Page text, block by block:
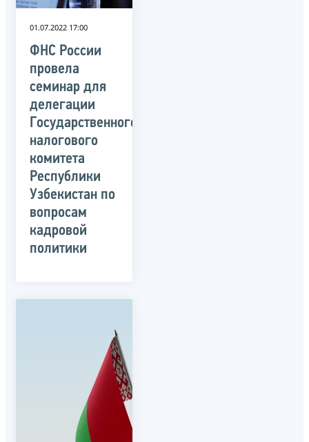
01.07.2022 17:00
ФНС России
провела
семинар для
делегации
Государственного
налогового
комитета
Республики
Узбекистан по
вопросам
кадровой
политики